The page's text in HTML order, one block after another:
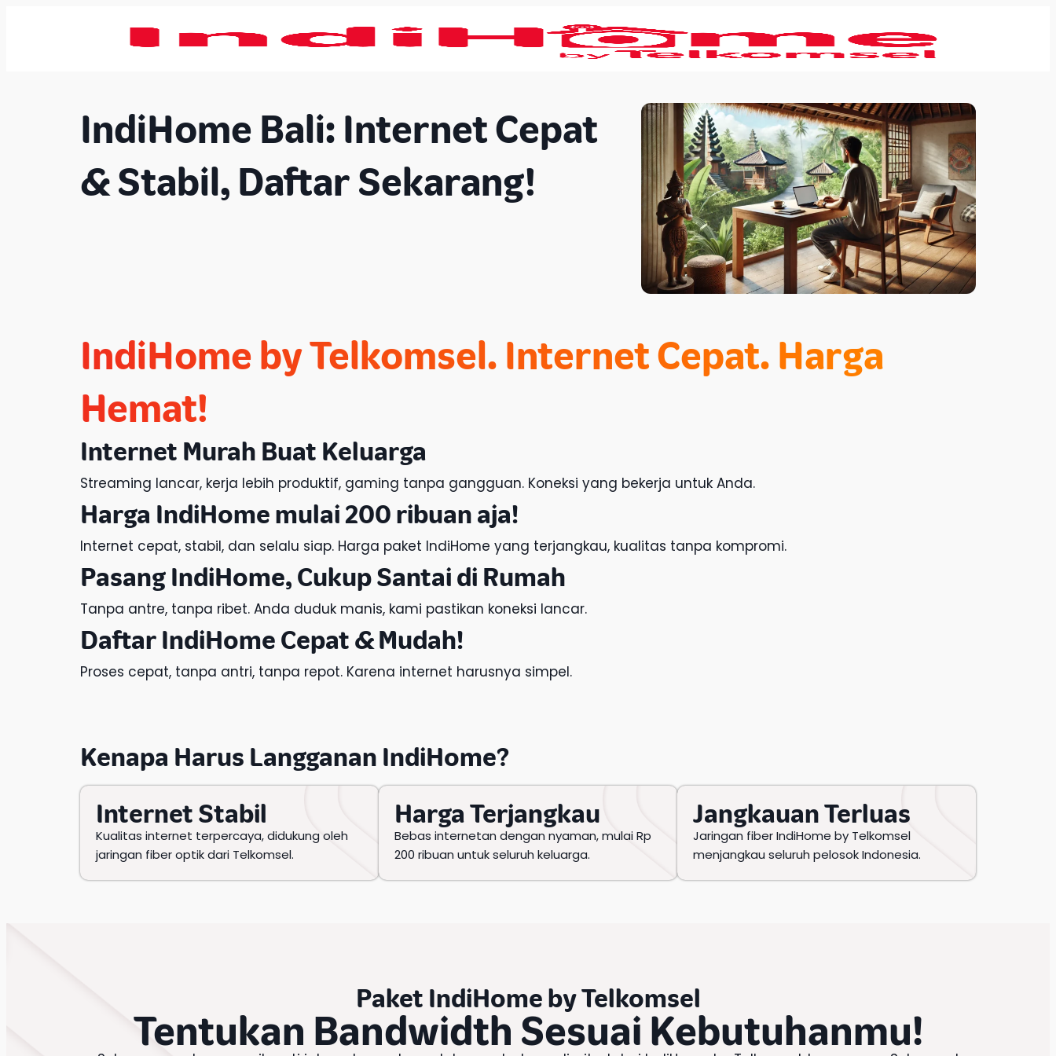
IndiHome Bali: Internet Cepat
& Stabil, Daftar Sekarang!
IndiHome by Telkomsel. Internet Cepat. Harga
Hemat!
Internet Murah Buat Keluarga
Streaming lancar, kerja lebih produktif, gaming tanpa gangguan. Koneksi yang bekerja untuk Anda.
Harga IndiHome mulai 200 ribuan aja!
Internet cepat, stabil, dan selalu siap. Harga paket IndiHome yang terjangkau, kualitas tanpa kompromi.
Pasang IndiHome, Cukup Santai di Rumah
Tanpa antre, tanpa ribet. Anda duduk manis, kami pastikan koneksi lancar.
Daftar IndiHome Cepat & Mudah!
Proses cepat, tanpa antri, tanpa repot. Karena internet harusnya simpel.
Kenapa Harus Langganan IndiHome?
Internet Stabil
Kualitas internet terpercaya, didukung oleh
jaringan fiber optik dari Telkomsel.
Harga Terjangkau
Bebas internetan dengan nyaman, mulai Rp
200 ribuan untuk seluruh keluarga.
Jangkauan Terluas
Jaringan fiber IndiHome by Telkomsel
menjangkau seluruh pelosok Indonesia.
Paket IndiHome byTelkomsel
Tentukan Bandwidth Sesuai Kebutuhanmu!